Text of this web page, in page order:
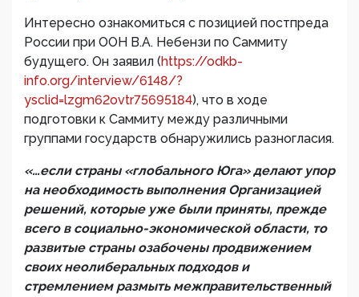
Интересно ознакомиться с позицией постпреда
России при ООН В.А. Небензи по Саммиту
будущего. Он заявил (https://odkb-
info.org/interview/6148/?
ysclid=lzgm62ovtr75695184), что в ходе
подготовки к Саммиту между различными
группами государств обнаружились разногласия.
«…если страны «глобального Юга» делают упор
на необходимость выполнения Организацией
решений, которые уже были приняты, прежде
всего в социально-экономической области, то
развитые страны озабочены продвижением
своих неолиберальных подходов и
стремлением размыть межправительственный